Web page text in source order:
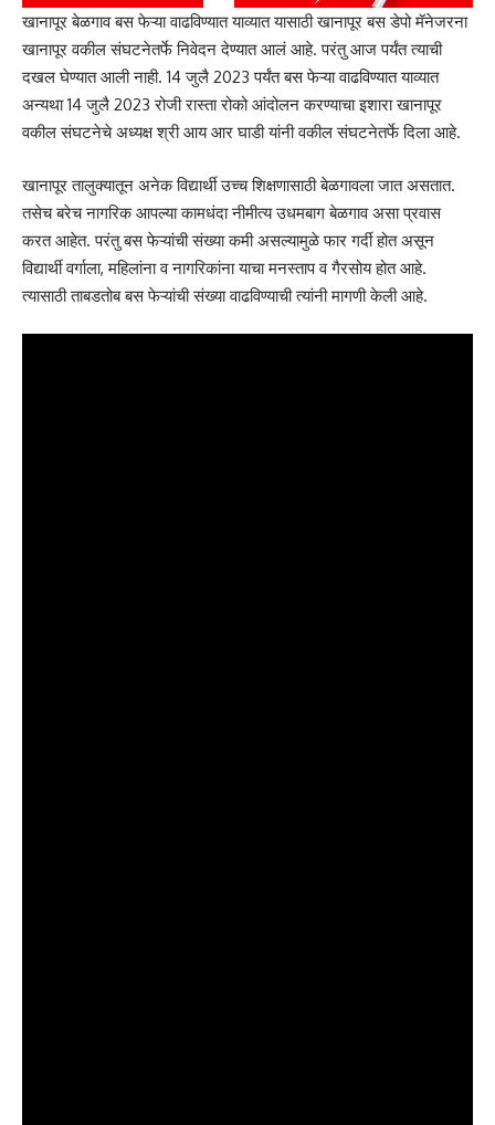
खानापूर बेळगाव बस फेऱ्या वाढविण्यात याव्यात यासाठी खानापूर बस डेपो मॅनेजरना
खानापूर वकील संघटनेतर्फे निवेदन देण्यात आलं आहे. परंतु आज पर्यंत त्याची
दखल घेण्यात आली नाही. 14 जुलै 2023 पर्यंत बस फेऱ्या वाढविण्यात याव्यात
अन्यथा 14 जुलै 2023 रोजी रास्ता रोको आंदोलन करण्याचा इशारा खानापूर
वकील संघटनेचे अध्यक्ष श्री आय आर घाडी यांनी वकील संघटनेतर्फे दिला आहे.
खानापूर तालुक्यातून अनेक विद्यार्थी उच्च शिक्षणासाठी बेळगावला जात असतात.
तसेच बरेच नागरिक आपल्या कामधंदा नीमीत्य उधमबाग बेळगाव असा प्रवास
करत आहेत. परंतु बस फेऱ्यांची संख्या कमी असल्यामुळे फार गर्दी होत असून
विद्यार्थी वर्गाला, महिलांना व नागरिकांना याचा मनस्ताप व गैरसोय होत आहे.
त्यासाठी ताबडतोब बस फेऱ्यांची संख्या वाढविण्याची त्यांनी मागणी केली आहे.